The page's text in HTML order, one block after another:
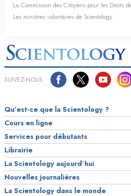
La Commission des Citoyens pour les Droits
Les ministres volontaires de Scientology
SUIVEZ-NOUS
Qu’est-ce que la Scientology ?
Cours en ligne
Services pour débutants
Librairie
La Scientology aujourd’hui
Nouvelles journalières
La Scientology dans le monde